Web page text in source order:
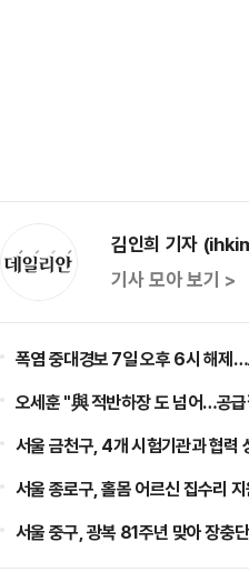
김인희 기자
기사 모아 보기 >
폭염 중대경보 7일 오후 6시 해
오세훈 "與 적반하장 도 넘어…공
서울 금천구, 4개 시험기관과 협력
서울 종로구, 홀몸 어르신 집수리
서울 중구, 광복 81주년 맞아 장충